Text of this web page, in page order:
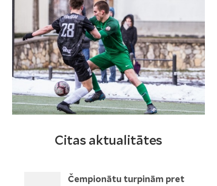
Citas aktualitātes
Čempionātu turpinām pret